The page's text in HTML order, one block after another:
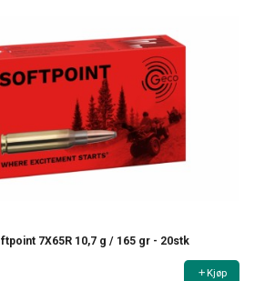
7X65R 10,7 g / 165 gr - 20stk
Kjøp